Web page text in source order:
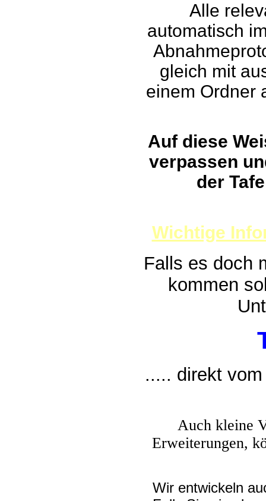
Alle
automatisch
gleich mit
einem Ordner
Auf diese
verpassen
der
Wichtige
Falls es doch
kommen
..... direkt
Auch kleine
Erweiterungen,
Wir entwickeln